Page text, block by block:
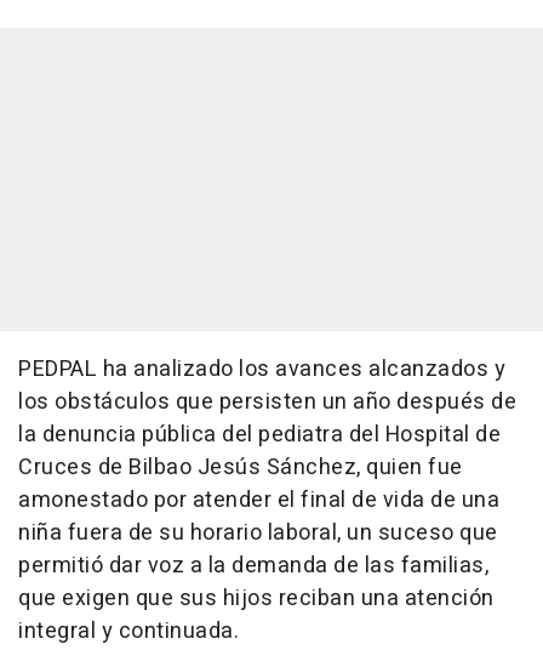
PEDPAL ha analizado los avances alcanzados y
los obstáculos que persisten un año después de
la denuncia pública del pediatra del Hospital de
Cruces de Bilbao Jesús Sánchez, quien fue
amonestado por atender el final de vida de una
niña fuera de su horario laboral, un suceso que
permitió dar voz a la demanda de las familias,
que exigen que sus hijos reciban una atención
integral y continuada.